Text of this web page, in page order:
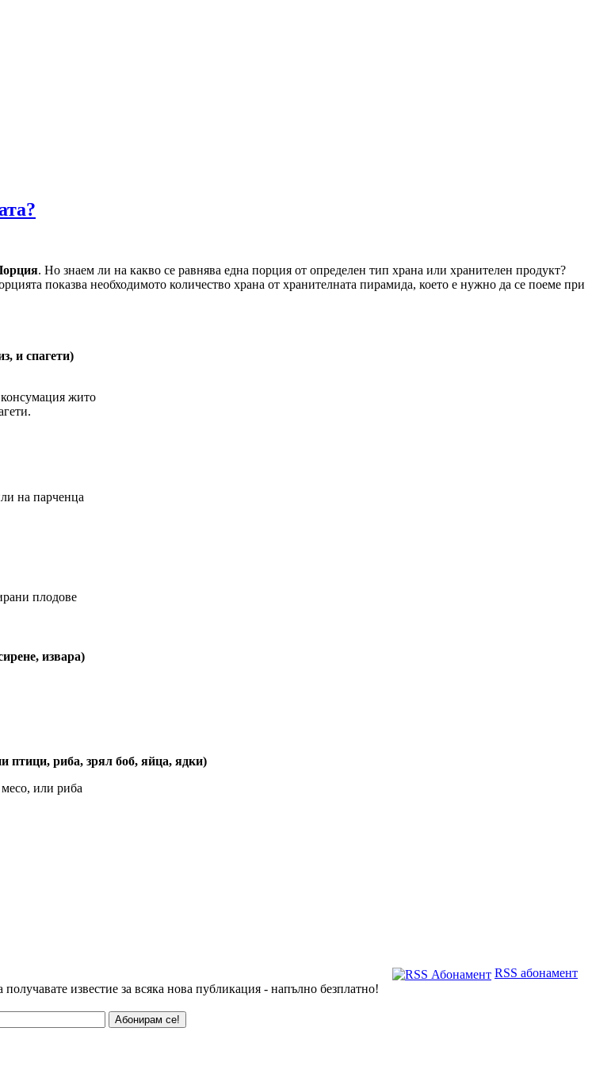
. Но знаем ли на какво се равнява една порция от определен тип храна или хранителен продукт?
показва необходимото количество храна от хранителната пирамида, което е нужно да се поеме при
и спагети)
жито
на парченца
плодове
извара)
птици, риба, зрял боб, яйца, ядки)
или риба
RSS абонамент
известие за всяка нова публикация - напълно безплатно!